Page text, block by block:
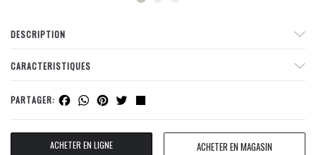
DESCRIPTION
CARACTERISTIQUES
PARTAGER: Facebook
WhatsApp
Pinterest
Twitter
ACHETER EN LIGNE ACHETER EN MAGASIN